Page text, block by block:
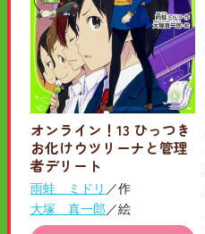
オンライン！13 ひっつき
お化けウツリーナと管理
者デリート
雨蛙 ミドリ ／作
大塚 真一郎 ／絵